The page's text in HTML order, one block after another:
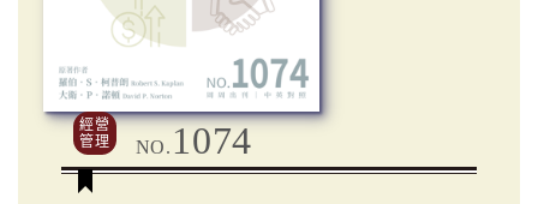
經營
管理
NO. 1074